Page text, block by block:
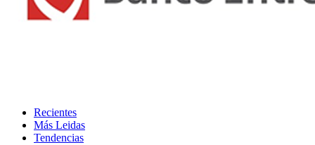
Recientes
Más Leidas
Tendencias